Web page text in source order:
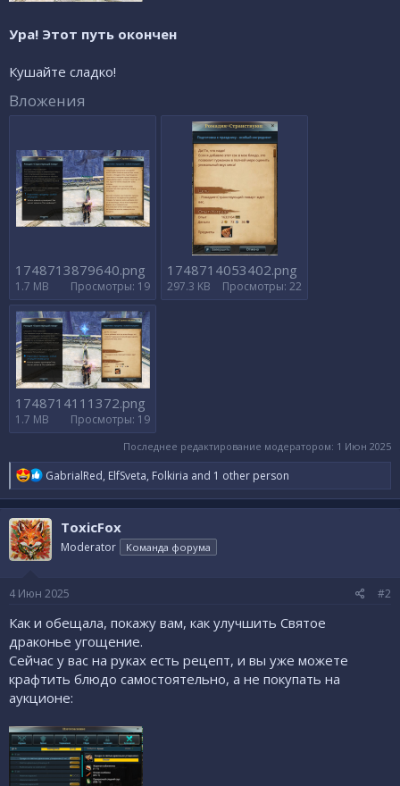
Ура! Этот путь окончен
Кушайте сладко!
Вложения
1748713879640.png
1.7 MB Просмотры: 19
1748714053402.png
297.3 KB Просмотры: 22
1748714111372.png
1.7 MB Просмотры: 19
Последнее редактирование модератором: 1 Июн 2025
R
e
a
c
t
i
o
s
:
GabrialRed, ElfSveta, Folkiria and 1 other person
ToxicFox
Moderator Команда форума
4 Июн 2025 #2
Как и обещала, покажу вам, как улучшить Святое
драконье угощение.
Сейчас у вас на руках есть рецепт, и вы уже можете
крафтить блюдо самостоятельно, а не покупать на
аукционе: